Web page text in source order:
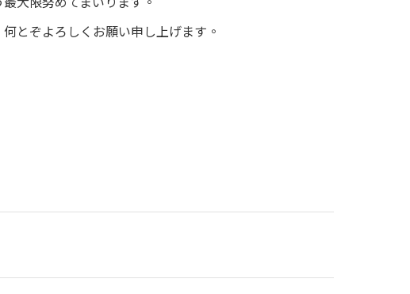
とぞよろしくお願い申し上げます。